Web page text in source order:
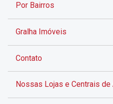
Por Bairros
Gralha Imóveis
Contato
Nossas Lojas e Centrais